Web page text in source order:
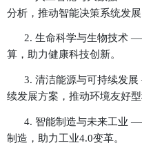
专注于技术商业化、
突破，并搭建专门的
3. 社会责任与政策
除了学术和产业合